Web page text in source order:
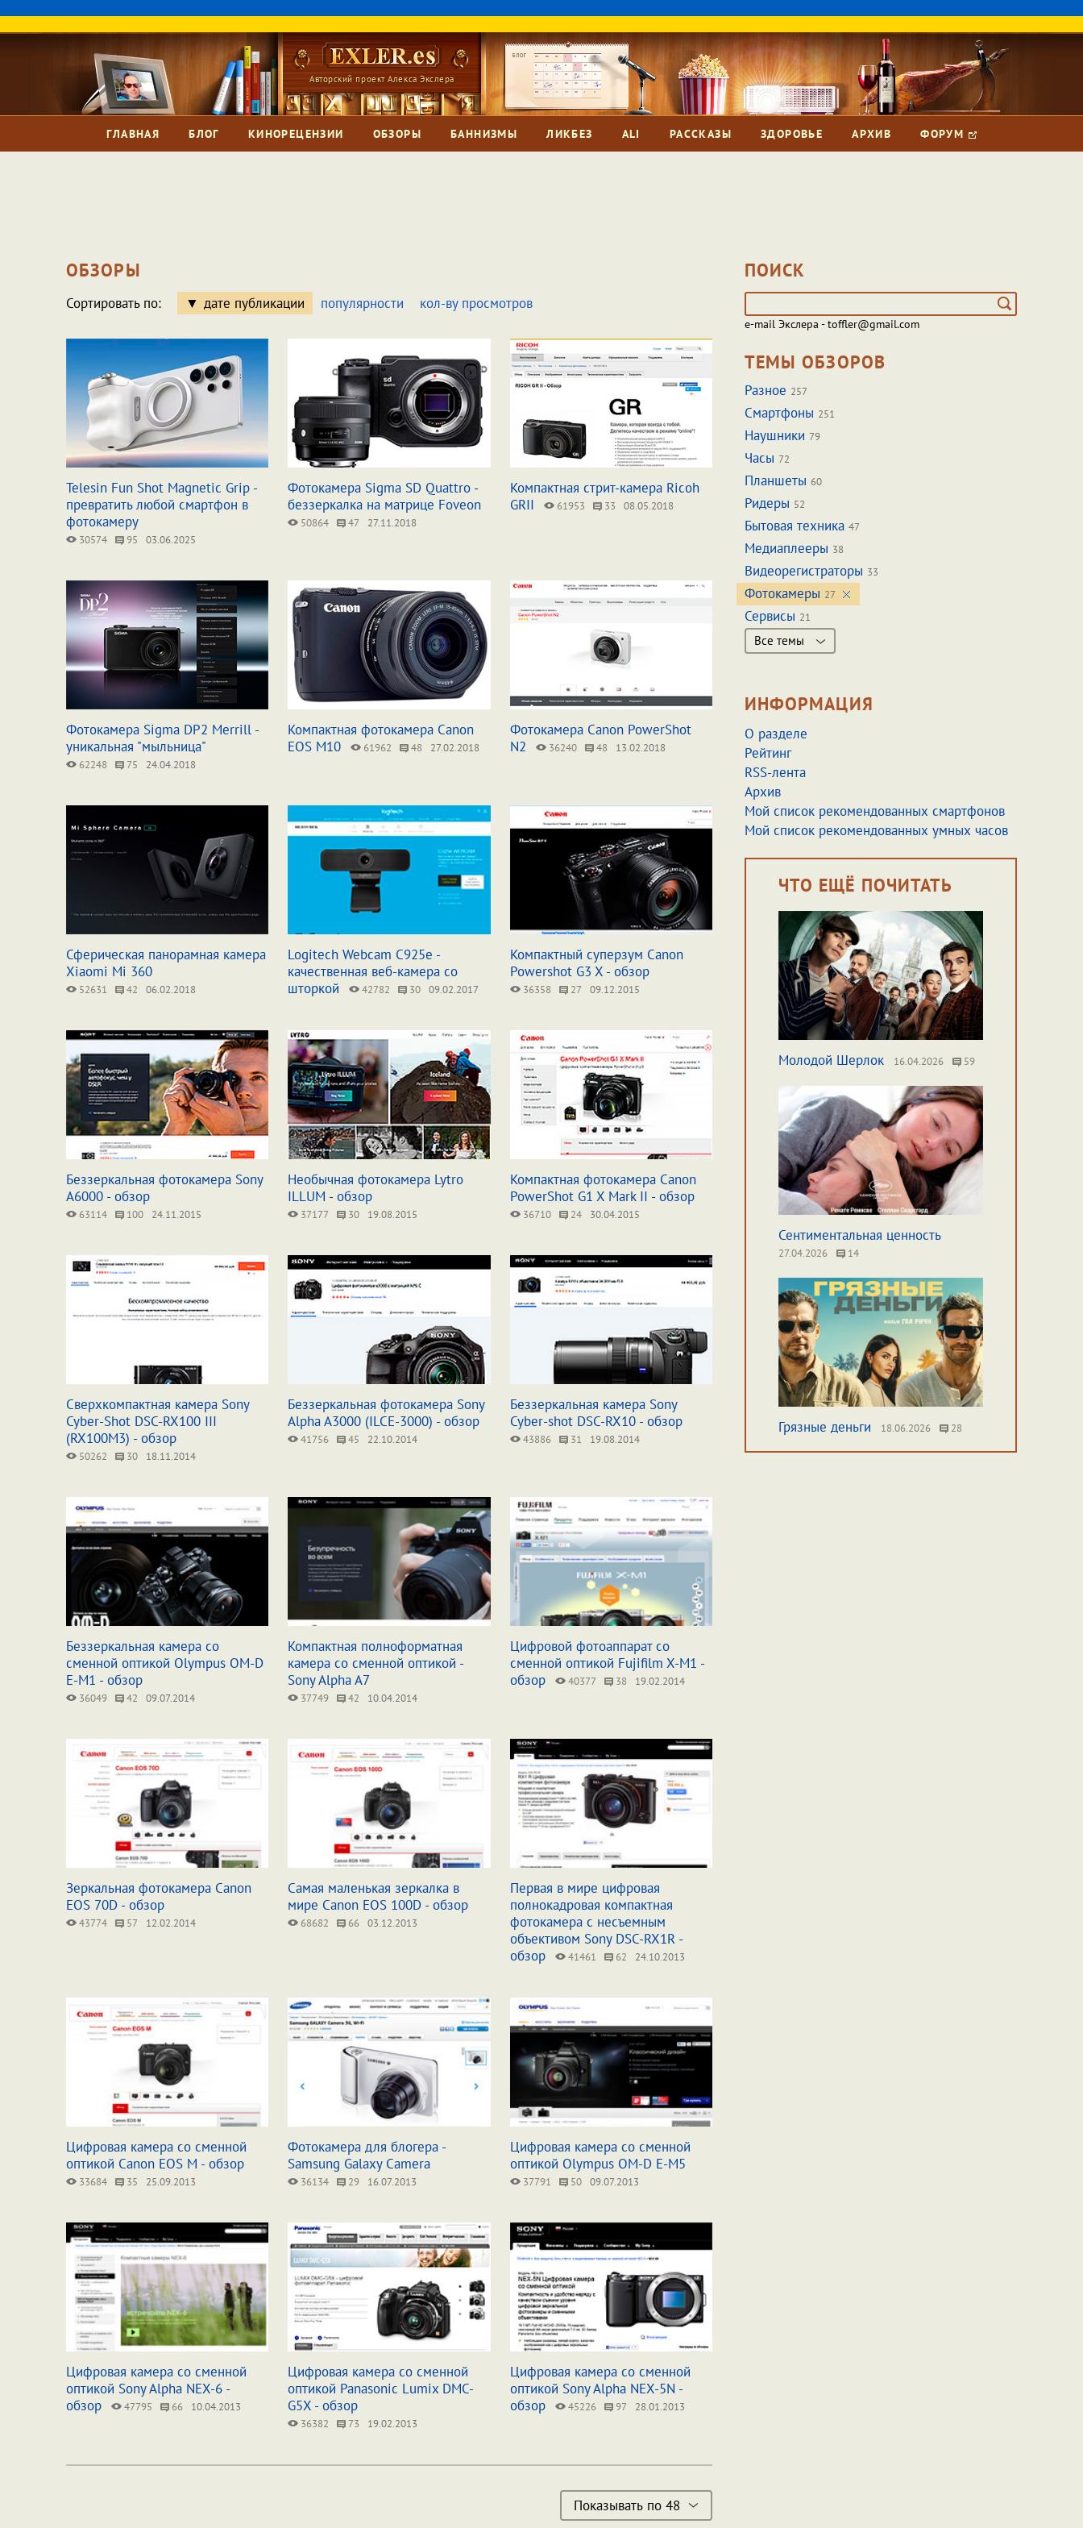
Авторский проект Алекса Экслера
ГЛАВНАЯ БЛОГ КИНОРЕЦЕНЗИИ ОБЗОРЫ БАННИЗМЫ ЛИКБЕЗ ALI РАССКАЗЫ ЗДОРОВЬЕ АРХИВ ФОРУМ
ОБЗОРЫ
Сортировать по: дате публикации популярности кол-ву просмотров
Telesin Fun Shot Magnetic Grip -
превратить любой смартфон в
фотокамеру
30574 95 03.06.2025
Фотокамера Sigma SD Quattro -
беззеркалка на матрице Foveon
50864 47 27.11.2018
Компактная стрит-камера Ricoh
GRII
61953 33 08.05.2018
Фотокамера Sigma DP2 Merrill -
уникальная "мыльница"
62248 75 24.04.2018
Компактная фотокамера Canon
EOS M10
61962 48 27.02.2018
Фотокамера Canon PowerShot
N2
36240 48 13.02.2018
Сферическая панорамная камера
Xiaomi Mi 360
52631 42 06.02.2018
Logitech Webcam C925e -
качественная веб-камера со
шторкой
42782 30 09.02.2017
Компактный суперзум Canon
Powershot G3 X - обзор
36358 27 09.12.2015
Беззеркальная фотокамера Sony
A6000 - обзор
63114 100 24.11.2015
Необычная фотокамера Lytro
ILLUM - обзор
37177 30 19.08.2015
Компактная фотокамера Canon
PowerShot G1 X Mark II - обзор
36710 24 30.04.2015
Сверхкомпактная камера Sony
Cyber-Shot DSC-RX100 III
(RX100M3) - обзор
50262 30 18.11.2014
Беззеркальная фотокамера Sony
Alpha A3000 (ILCE-3000) - обзор
41756 45 22.10.2014
Беззеркальная камера Sony
Cyber-shot DSC-RX10 - обзор
43886 31 19.08.2014
Беззеркальная камера со
сменной оптикой Olympus OM-D
E-M1 - обзор
36049 42 09.07.2014
Компактная полноформатная
камера со сменной оптикой -
Sony Alpha A7
37749 42 10.04.2014
Цифровой фотоаппарат со
сменной оптикой Fujifilm X-M1 -
обзор
40377 38 19.02.2014
Зеркальная фотокамера Canon
EOS 70D - обзор
43774 57 12.02.2014
Самая маленькая зеркалка в
мире Canon EOS 100D - обзор
68682 66 03.12.2013
Первая в мире цифровая
полнокадровая компактная
фотокамера с несъемным
объективом Sony DSC-RX1R -
обзор
41461 62 24.10.2013
Цифровая камера со сменной
оптикой Canon EOS M - обзор
33684 35 25.09.2013
Фотокамера для блогера -
Samsung Galaxy Camera
36134 29 16.07.2013
Цифровая камера со сменной
оптикой Olympus OM-D E-M5
37791 50 09.07.2013
Цифровая камера со сменной
оптикой Sony Alpha NEX-6 -
обзор
47795 66 10.04.2013
Цифровая камера со сменной
оптикой Panasonic Lumix DMC-
G5X - обзор
36382 73 19.02.2013
Цифровая камера со сменной
оптикой Sony Alpha NEX-5N -
обзор
45226 97 28.01.2013
Показывать по 48
ПОИСК
e-mail Экслера - toffler@gmail.com
ТЕМЫ ОБЗОРОВ
Разное 257
Смартфоны 251
Наушники 79
Часы 72
Планшеты 60
Ридеры 52
Бытовая техника 47
Медиаплееры 38
Видеорегистраторы 33
Фотокамеры 27
Сервисы 21
Все темы
ИНФОРМАЦИЯ
О разделе
Рейтинг
RSS-лента
Архив
Мой список рекомендованных смартфонов
Мой список рекомендованных умных часов
ЧТО ЕЩЁ ПОЧИТАТЬ
Молодой Шерлок 16.04.2026 59
Сентиментальная ценность
27.04.2026 14
Грязные деньги 18.06.2026 28